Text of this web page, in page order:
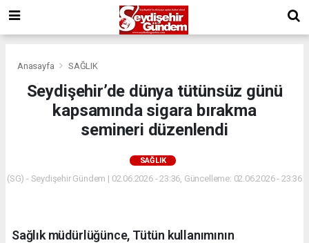
Anasayfa SAĞLIK
Seydişehir’de dünya tütünsüz günü
kapsamında sigara bırakma
semineri düzenlendi
SAĞLIK
(SG) - Seydişehir Gündem | 02.06.2026 - 23:36, Güncelleme: 02.06.2026 - 23:36
Sağlık müdürlüğünce, Tütün kullanımının